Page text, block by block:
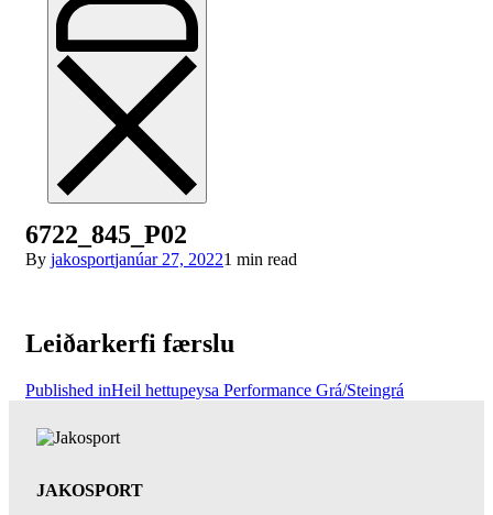
6722_845_P02
By jakosportjanúar 27, 20221 min read
Leiðarkerfi færslu
Published inHeil hettupeysa Performance Grá/Steingrá
JAKOSPORT